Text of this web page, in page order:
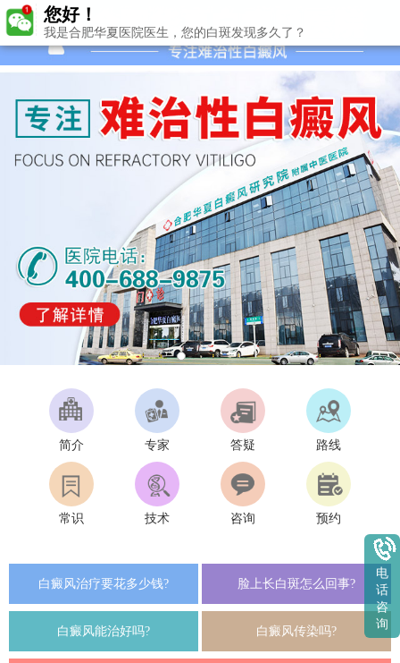
简介 专家 答疑 路线
常识 技术 咨询 预约
白癜风治疗要花多少钱? 脸上长白斑怎么回事?
白癜风能治好吗? 白癜风传染吗?
您好！
我是合肥华夏医院医生，您的白斑发现多久了？
电
话
咨
询